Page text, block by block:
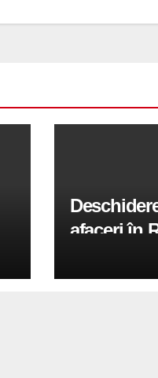
afaceri în